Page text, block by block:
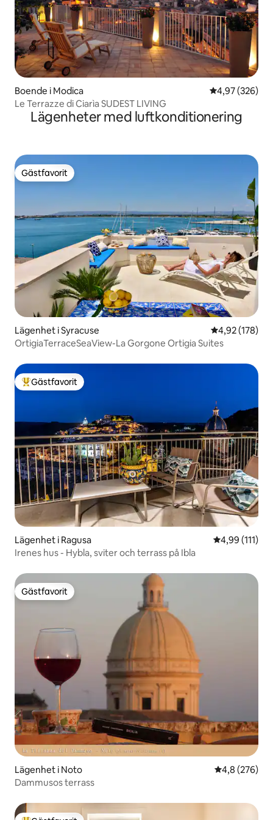
Boende i Modica 4,97 av 5 i
4,97 (326)
Le Terrazze di Ciarìa SUDEST LIVING
Lägenheter med luftkonditionering
Gästfavorit
Gästfavorit
Lägenhet i Syracuse 4,92 av 5 i
4,92 (178)
OrtigiaTerraceSeaView-La Gorgone Ortigia Suites
Populär gästfavorit
Gästfavorit
Lägenhet i Ragusa 4,99 av 5 i
4,99 (111)
Irenes hus - Hybla, sviter och terrass på Ibla
Gästfavorit
Gästfavorit
Lägenhet i Noto 4,8 av 5 i
4,8 (276)
Dammusos terrass